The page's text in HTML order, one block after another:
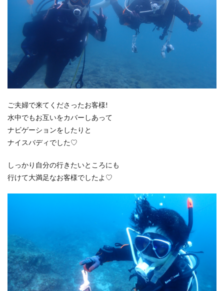
ご夫婦で来てくださったお客様!
水中でもお互いをカバーしあって
ナビゲーションをしたりと
ナイスバディでした♡
しっかり自分の行きたいところにも
行けて大満足なお客様でしたよ♡